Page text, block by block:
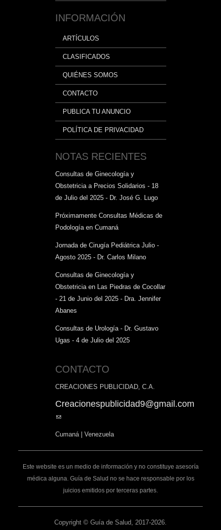
INFORMACIÓN
ARTÍCULOS
CLASIFICADOS
QUIÉNES SOMOS
CONTACTO
PUBLICA TU ANUNCIO
POLÍTICA DE PRIVACIDAD
NOTAS RECIENTES
Consultas de Ginecología y
Obstetricia a Precios Solidarios - 18
de Julio del 2025 - Dr. José G. Lugo
Próximamente Consultas Médicas de
Podología en Cumaná
Jornada de Cirugía Pediátrica Julio -
Agosto 2025 - Dr. Carlos Milano
Consultas de Ginecología y
Obstetricia en Las Piedras de Cocollar
- 21 de Junio del 2025 - Dra. Jennifer
Abanes
Consultas de Urología - Dr. Gustavo
Ugas - 4 de Julio del 2025
CONTACTO
CREACIONES PUBLICIDAD, C.A.
Creacionespublicidad9@gmail.com
(link
mail)
Cumaná | Venezuela
Este website es un medio de información y no constituye asesoría
médica alguna. Guía de Salud no se hace responsable por los
juicios emitidos por terceras partes.
Copyright © Guía de Salud, 2017-2026.